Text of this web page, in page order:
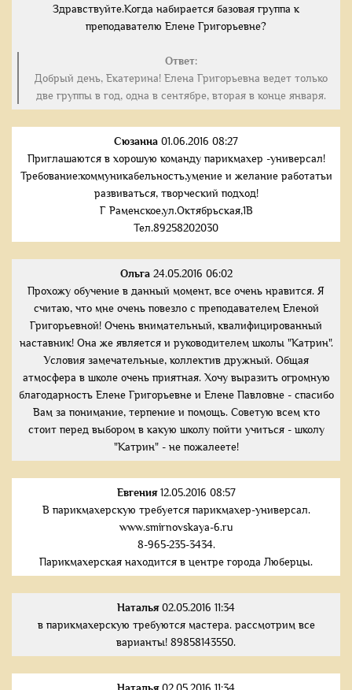
Здравствуйте.Когда набирается базовая группа к
преподавателю Елене Григорьевне?
Ответ:
Добрый день, Екатерина! Елена Григорьевна ведет только
две группы в год, одна в сентябре, вторая в конце января.
Сюзанна 01.06.2016 08:27
Приглашаются в хорошую команду парикмахер -универсал!
Требование:коммуникабельность,умение и желание работатьи
развиваться, творческий подход!
Г Раменское,ул.Октябрьская,1В
Тел.89258202030
Ольга24.05.2016 06:02
Прохожу обучение в данный момент, все очень нравится. Я
считаю, что мне очень повезло с преподавателем Еленой
Григорьевной! Очень внимательный, квалифицированный
наставник! Она же является и руководителем школы "Катрин".
Условия замечательные, коллектив дружный. Общая
атмосфера в школе очень приятная. Хочу выразить огромную
благодарность Елене Григорьевне и Елене Павловне - спасибо
Вам за понимание, терпение и помощь. Советую всем кто
стоит перед выбором в какую школу пойти учиться - школу
"Катрин" - не пожалеете!
Евгения12.05.2016 08:57
В парикмахерскую требуется парикмахер-универсал.
www.smirnovskaya-6.ru
8-965-235-3434.
Парикмахерская находится в центре города Люберцы.
Наталья02.05.2016 11:34
в парикмахерскую требуются мастера. рассмотрим все
варианты! 89858143550.